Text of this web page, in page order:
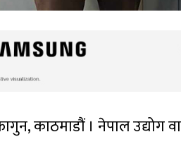
काठमाडौं । नेपाल उद्योग